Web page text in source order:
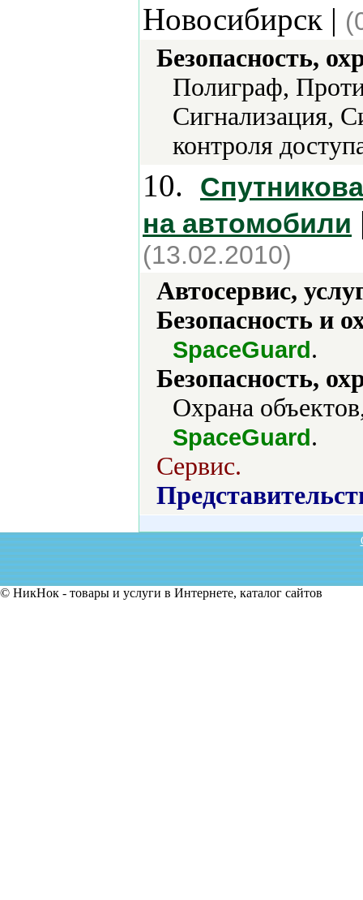
Новосибирск |
Безопасность,
Полиграф,
Сигнализация,
контроля
10.
на автомобили
(13.02.2010)
Автосервис,
Безопасность и
SpaceGuard.
Безопасность,
Охрана
SpaceGuard.
Сервис.
© НикНок - товары и услуги в Интернете, каталог сайтов